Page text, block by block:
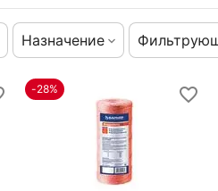
Назначение
-28%